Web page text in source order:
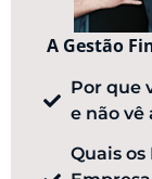
A Gestão
Por que
e não vê
Quais